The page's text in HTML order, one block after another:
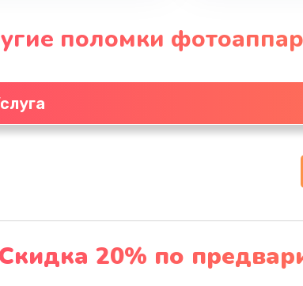
поломки
Скидка 20% по